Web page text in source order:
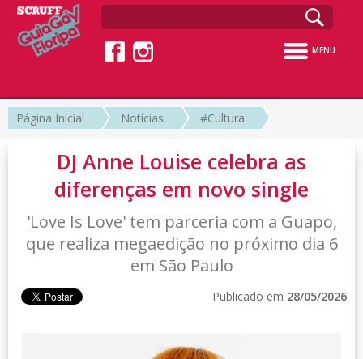
MENU
Página Inicial Notícias #Cultura
DJ Anne Louise celebra as
diferenças em novo single
'Love Is Love' tem parceria com a Guapo,
que realiza megaedição no próximo dia 6
em São Paulo
Publicado em 28/05/2026